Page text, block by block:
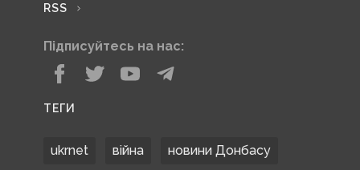
RSS
Підписуйтесь на нас:
ТЕГИ
ukrnet війна новини Донбасу